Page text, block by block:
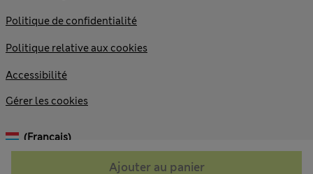
Ajouter au panier
Politique de confidentialité
Politique relative aux cookies
Accessibilité
Gérer les cookies
(français)